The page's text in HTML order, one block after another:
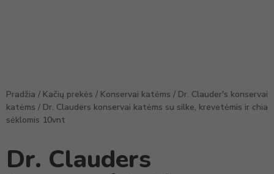
Pradžia / Kačių prekės / Konservai katėms / Dr. Clauder's konservai
katėms / Dr. Clauders konservai katėms su silke, krevetėmis ir chia
sėklomis 10vnt
Dr. Clauders